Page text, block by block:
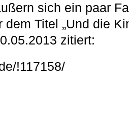
sich ein paar
dem Titel „Und die
zitiert:
!117158/